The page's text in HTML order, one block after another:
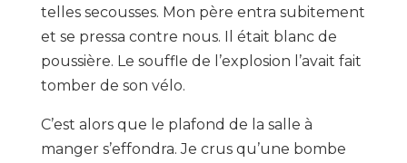
telles secousses. Mon père entra subitement
et se pressa contre nous. Il était blanc de
poussière. Le souffle de l’explosion l’avait fait
tomber de son vélo.
C’est alors que le plafond de la salle à
manger s’effondra. Je crus qu’une bombe